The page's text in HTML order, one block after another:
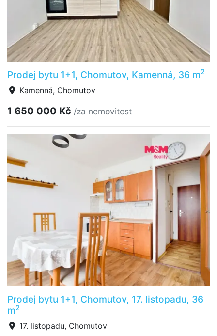
Prodej bytu 1+1, Chomutov, Kamenná, 36 m2
Kamenná, Chomutov
1 650 000 Kč /za nemovitost
Prodej bytu 1+1, Chomutov, 17. listopadu, 36
m2
17. listopadu, Chomutov